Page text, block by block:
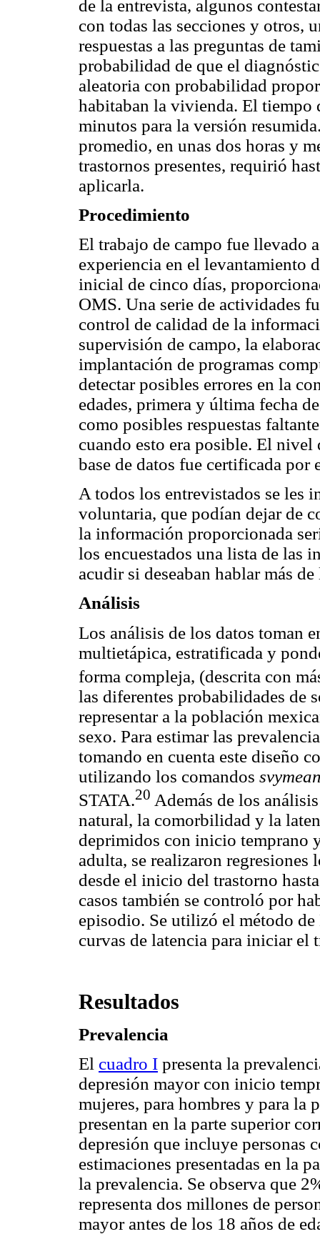
de la entrevista, algunos
con todas las secciones y otros,
respuestas a las preguntas de
probabilidad de que el
aleatoria con probabilidad
habitaban la vivienda. El tiempo
minutos para la versión
promedio, en unas dos horas y
trastornos presentes, requirió
aplicarla.
Procedimiento
El trabajo de campo fue llevado
experiencia en el levantamiento
inicial de cinco días,
OMS. Una serie de actividades
control de calidad de la
supervisión de campo, la
implantación de programas
detectar posibles errores en la
edades, primera y última fecha
como posibles respuestas
cuando esto era posible. El
base de datos fue certificada
A todos los entrevistados se les
voluntaria, que podían dejar de
la información proporcionada
los encuestados una lista de las
acudir si deseaban hablar más
Análisis
Los análisis de los datos toman
multietápica, estratificada y
forma compleja, (descrita con
las diferentes probabilidades de
representar a la población
sexo. Para estimar las
tomando en cuenta este diseño
utilizando los comandos
STATA.20 Además de los
natural, la comorbilidad y la
deprimidos con inicio temprano
adulta, se realizaron
desde el inicio del trastorno
casos también se controló por
episodio. Se utilizó el método
curvas de latencia para iniciar el
Resultados
Prevalencia
El cuadro I presenta la
depresión mayor con inicio
mujeres, para hombres y para la
presentan en la parte superior
depresión que incluye personas
estimaciones presentadas en la
la prevalencia. Se observa que
representa dos millones de
mayor antes de los 18 años de